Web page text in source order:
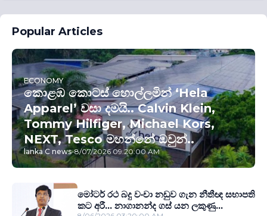
Popular Articles
ECONOMY
කොළඹ කොටස් හොල්ලමින් ‘Hela
Apparel’ වසා දමයි.. Calvin Klein,
Tommy Hilfiger, Michael Kors,
NEXT, Tesco මහන්නේ ඔවුන්..
lanka C news-8/07/2026 09:20:00 AM
මෝටර් රථ බදු වංචා නඩුව ගැන නීතීඥ සභාපති
කට අරී... නාගානන්ද ගස් යන ලකුණු...